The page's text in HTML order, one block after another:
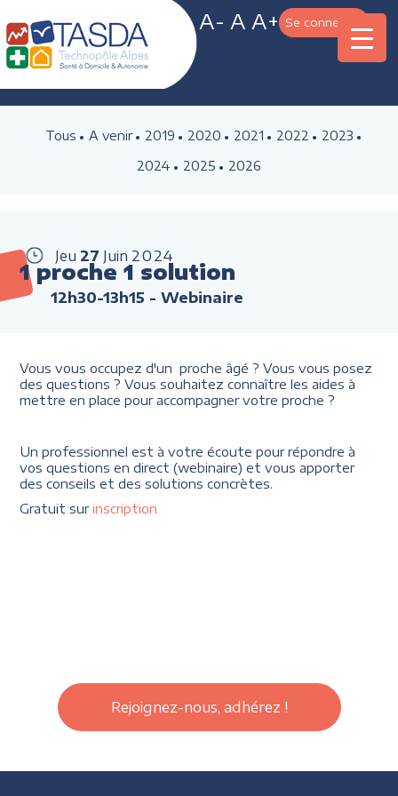
A- A A+ Se connecter
Tous A venir 2019 2020 2021 2022
2023
2024
2025 2026
Jeu 27 Juin 2024
1 proche 1 solution
12h30-13h15 - Webinaire
Vous vous occupez d'un proche âgé ? Vous vous posez
des questions ? Vous souhaitez connaître les aides à
mettre en place pour accompagner votre proche ?
Un professionnel est à votre écoute pour répondre à
vos questions en direct (webinaire) et vous apporter
des conseils et des solutions concrètes.
Gratuit surinscription
Rejoignez-nous, adhérez !